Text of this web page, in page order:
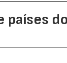
países